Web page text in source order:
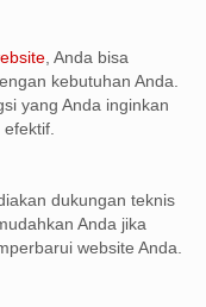
, Anda bisa
kebutuhan Anda.
yang Anda inginkan
dukungan teknis
Anda jika
website Anda.